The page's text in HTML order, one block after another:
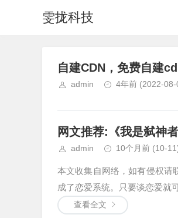
雯拢科技
自建CDN，免费自建
admin 4年前 (2022-08-
网文推荐:《我是弑神
admin 10个月前 (10-
本文收集自网络，如有侵权请
成了恋爱系统。只要谈恋爱就
查看全文